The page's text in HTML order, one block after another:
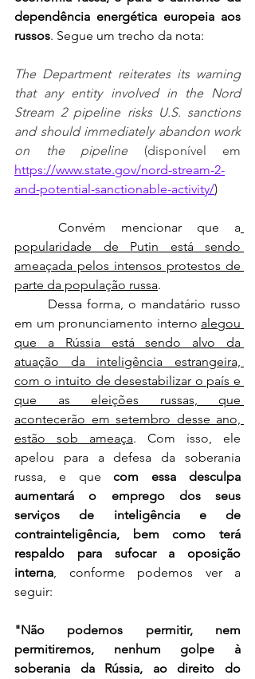
dependência energética europeia aos
russos. Segue um trecho da nota:
The Department reiterates its warning
that any entity involved in the Nord
Stream 2 pipeline risks U.S. sanctions
and should immediately abandon work
on the pipeline
https://www.state.gov/nord-stream-2-
and-potential-sanctionable-activity/)
	Convém mencionar que a
popularidade de Putin está sendo
ameaçada pelos intensos protestos de
parte da população russa.
em um pronunciamento interno alegou
que a Rússia está sendo alvo da
atuação da inteligência estrangeira,
com o intuito de desestabilizar o país e
que as eleições russas, que
acontecerão em setembro desse ano,
estão sob ameaça. Com isso, ele
apelou para a defesa da soberania
russa, e que com essa desculpa
aumentará o emprego dos seus
serviços de inteligência e de
contrainteligência, bem como terá
respaldo para sufocar a oposição
interna, conforme podemos ver a
seguir:
"Não podemos permitir, nem
permitiremos, nenhum golpe à
soberania da Rússia, ao direito do